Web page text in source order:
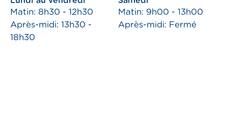
Matin: 8h30 - 12h30
Après-midi: 13h30 -
18h30
Matin: 9h00 - 13h00
Après-midi: Fermé